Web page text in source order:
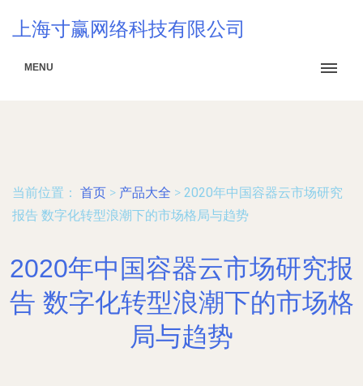
上海寸赢网络科技有限公司
MENU
当前位置： 首页 > 产品大全 > 2020年中国容器云市场研究
报告 数字化转型浪潮下的市场格局与趋势
2020年中国容器云市场研究报
告 数字化转型浪潮下的市场格
局与趋势